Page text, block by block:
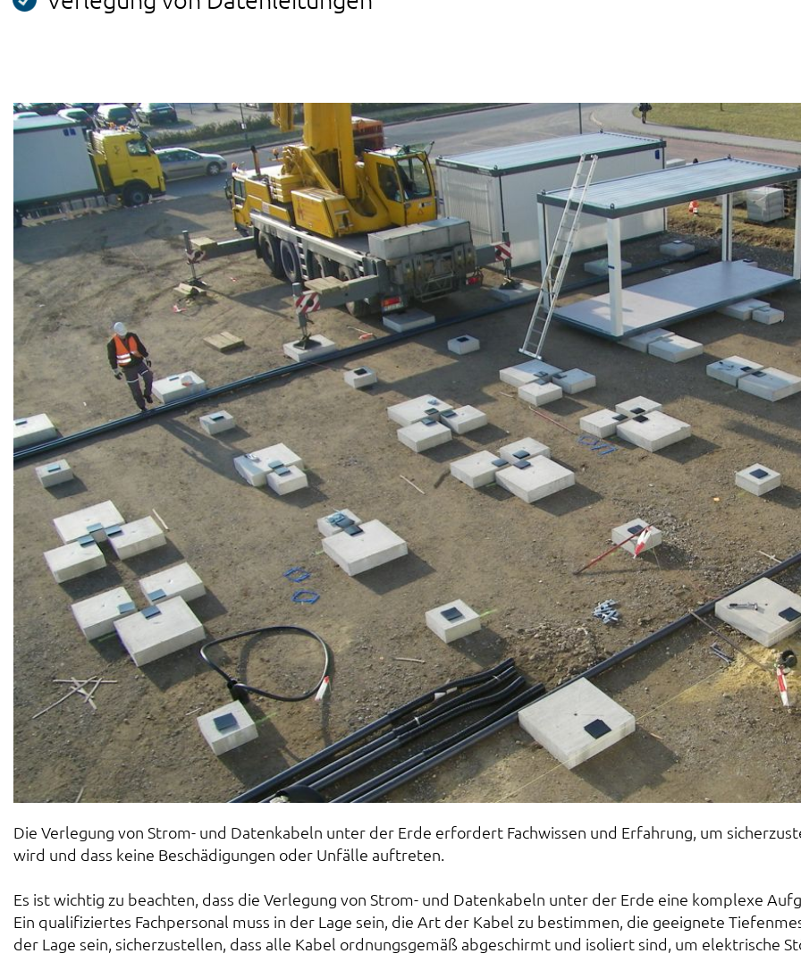
Die Verlegung von Strom- und Datenkabeln unter der Erde erfordert Fachwissen und Erfahrung, um
wird und dass keine Beschädigungen oder Unfälle auftreten.
Es ist wichtig zu beachten, dass die Verlegung von Strom- und Datenkabeln unter der Erde eine komplexe
Ein qualifiziertes Fachpersonal muss in der Lage sein, die Art der Kabel zu bestimmen, die geeignete
der Lage sein, sicherzustellen, dass alle Kabel ordnungsgemäß abgeschirmt und isoliert sind, um elektrische